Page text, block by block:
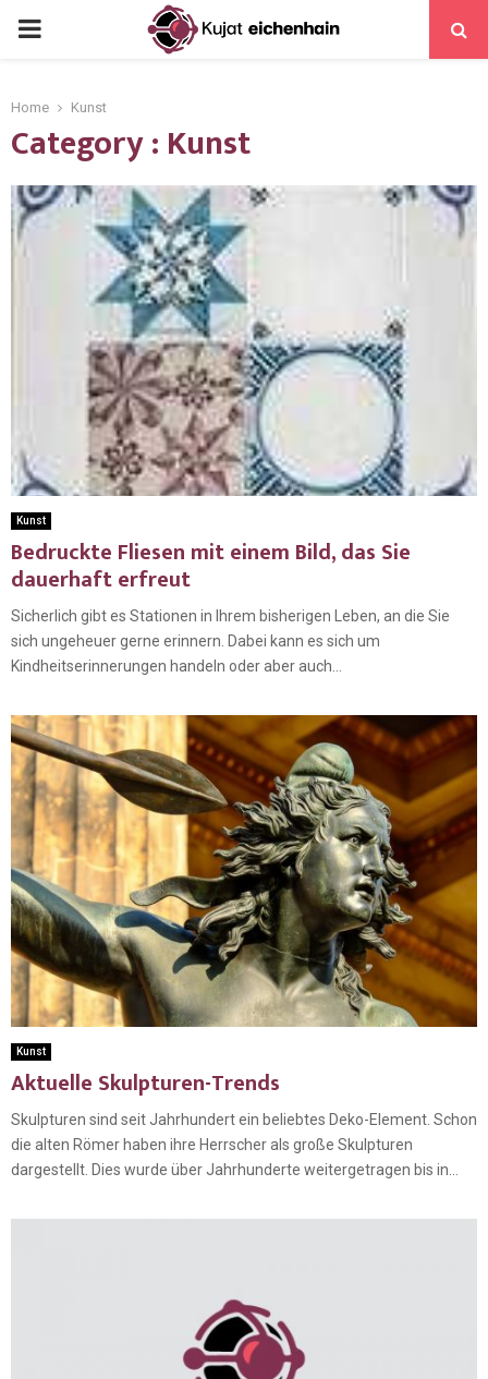
Home Kunst
Category : Kunst
Kunst
Bedruckte Fliesen mit einem Bild, das Sie
dauerhaft erfreut
Sicherlich gibt es Stationen in Ihrem bisherigen Leben, an die Sie
sich ungeheuer gerne erinnern. Dabei kann es sich um
Kindheitserinnerungen handeln oder aber auch...
Kunst
Aktuelle Skulpturen-Trends
Skulpturen sind seit Jahrhundert ein beliebtes Deko-Element. Schon
die alten Römer haben ihre Herrscher als große Skulpturen
dargestellt. Dies wurde über Jahrhunderte weitergetragen bis in...